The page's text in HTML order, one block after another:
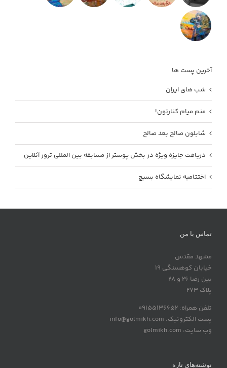
آخرین پست ها
شب های ایران
منم میام کنارتون!
شابلون صالح بعد صالح
دریافت جایزه ویژه در بخش پوستر از مسابقه بین المللی ترور آنلاین
اختتامیه نمایشگاه بسیج
تماس با من
مشهد مقدس
خیابان کوهسنگی 19
بین رضا 26 و 28
پلاک 273
تلفن همراه: 09155136652
پست الکترونیک: info@golmikh.com
وب سایت: golmikh.com
نوشته‌های تازه